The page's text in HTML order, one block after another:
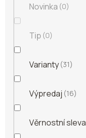
Novinka 0
Tip 0
Varianty 31
Výpredaj 16
Věrnostní sleva